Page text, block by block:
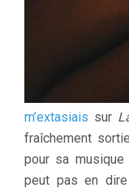
m’extasiais sur
fraîchement
pour sa
peut pas en